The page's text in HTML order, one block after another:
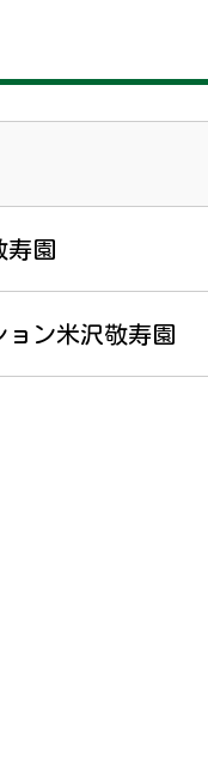
寿園
ン米沢敬寿園